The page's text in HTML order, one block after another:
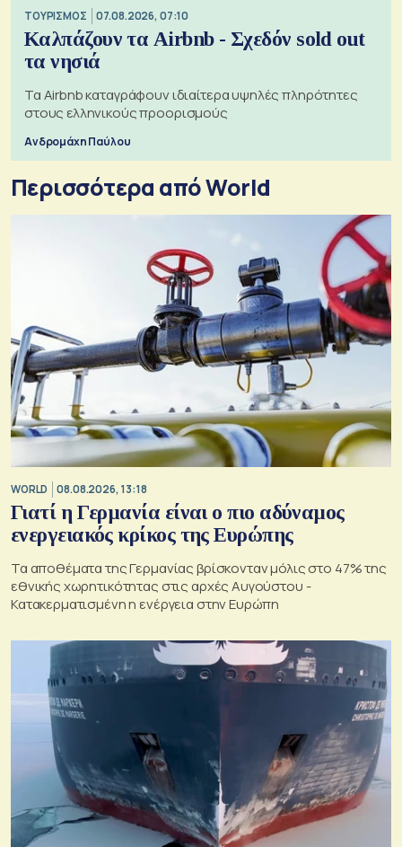
ΤΟΥΡΙΣΜΟΣ 07.08.2026, 07:10
Καλπάζουν τα Airbnb - Σχεδόν sold out
τα νησιά
Τα Airbnb καταγράφουν ιδιαίτερα υψηλές πληρότητες
στους ελληνικούς προορισμούς
Ανδρομάχη Παύλου
Περισσότερα από World
WORLD 08.08.2026, 13:18
Γιατί η Γερμανία είναι ο πιο αδύναμος
ενεργειακός κρίκος της Ευρώπης
Τα αποθέματα της Γερμανίας βρίσκονταν μόλις στο 47% της
εθνικής χωρητικότητας στις αρχές Αυγούστου -
Κατακερματισμένη η ενέργεια στην Ευρώπη